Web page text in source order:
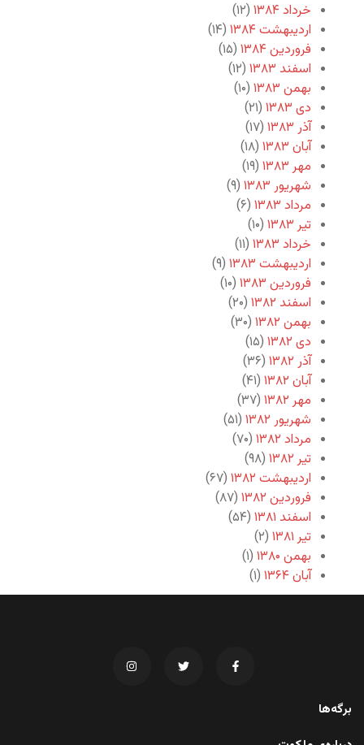
خرداد ۱۳۸۴
(۱۲)
اردیبهشت ۱۳۸۴
(۱۴)
فروردین ۱۳۸۴
(۱۵)
اسفند ۱۳۸۳
(۱۲)
بهمن ۱۳۸۳
(۱۰)
دی ۱۳۸۳
(۲۱)
آذر ۱۳۸۳
(۱۷)
آبان ۱۳۸۳
(۱۸)
مهر ۱۳۸۳
(۱۹)
شهریور ۱۳۸۳
(۹)
مرداد ۱۳۸۳
(۶)
تیر ۱۳۸۳
(۱۰)
خرداد ۱۳۸۳
(۱۱)
اردیبهشت ۱۳۸۳
(۹)
فروردین ۱۳۸۳
(۱۰)
اسفند ۱۳۸۲
(۲۰)
بهمن ۱۳۸۲
(۳۰)
دی ۱۳۸۲
(۱۵)
آذر ۱۳۸۲
(۳۶)
آبان ۱۳۸۲
(۴۱)
مهر ۱۳۸۲
(۳۷)
شهریور ۱۳۸۲
(۵۱)
مرداد ۱۳۸۲
(۷۰)
تیر ۱۳۸۲
(۹۸)
اردیبهشت ۱۳۸۲
(۶۷)
فروردین ۱۳۸۲
(۸۷)
اسفند ۱۳۸۱
(۵۴)
تیر ۱۳۸۱
(۲)
بهمن ۱۳۸۰
(۱)
آبان ۱۳۶۴
(۱)
برگه‌ها